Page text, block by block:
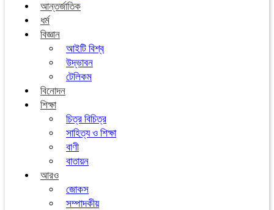
আন্তর্জাতিক
ধর্ম
বিজ্ঞান
আইটি বিশ্ব
উদ্ভাবন
টেলিকম
বিনোদন
শিক্ষা
চিত্র বিচিত্র
সাহিত্য ও শিক্ষা
বাণী
বাতায়ন
আরও
জোকস
সম্পাদকীয়